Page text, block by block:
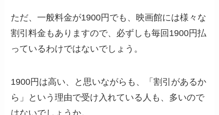
ただ、一般料金が1900円でも、映画館には様々な
割引料金もありますので、必ずしも毎回1900円払
っているわけではないでしょう。
1900円は高い、と思いながらも、「割引があるか
ら」という理由で受け入れている人も、多いので